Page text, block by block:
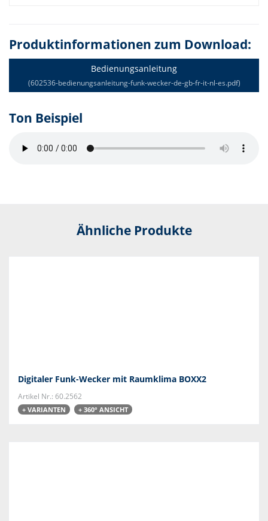
Produktinformationen zum Download:
Bedienungsanleitung
(602536-bedienungsanleitung-funk-wecker-de-gb-fr-it-nl-es.pdf)
Ton Beispiel
Ähnliche Produkte
Digitaler Funk-Wecker mit Raumklima BOXX2
Artikel Nr.: 60.2562
+ VARIANTEN + 360° ANSICHT